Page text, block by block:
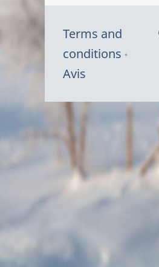
Terms and
conditions
Avis